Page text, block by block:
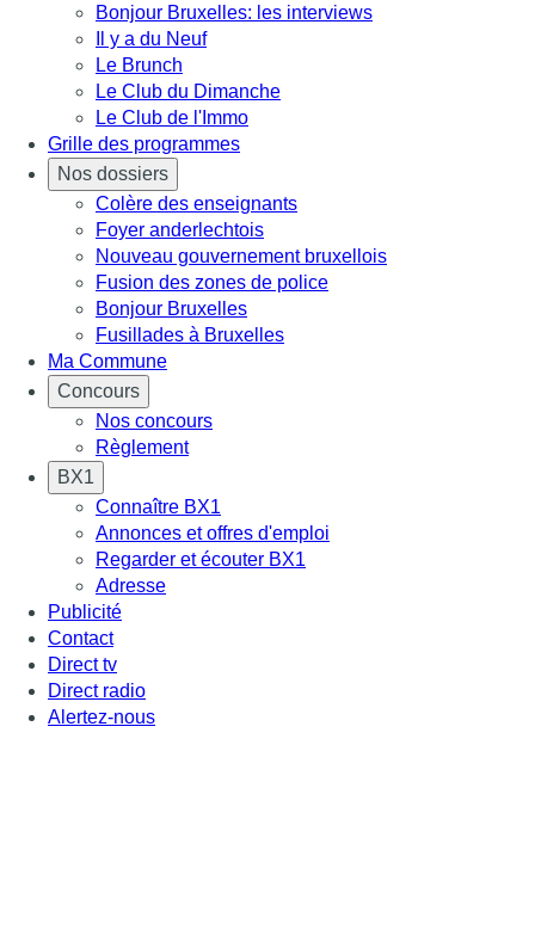
Bonjour Bruxelles: les interviews
Il y a du Neuf
Le Brunch
Le Club du Dimanche
Le Club de l'Immo
Grille des programmes
Nos dossiers
Colère des enseignants
Foyer anderlechtois
Nouveau gouvernement bruxellois
Fusion des zones de police
Bonjour Bruxelles
Fusillades à Bruxelles
Ma Commune
Concours
Nos concours
Règlement
BX1
Connaître BX1
Annonces et offres d'emploi
Regarder et écouter BX1
Adresse
Publicité
Contact
Direct tv
Direct radio
Alertez-nous